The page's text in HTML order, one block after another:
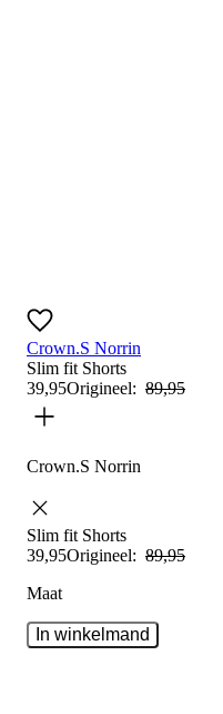
Crown.S Norrin
Slim fit Shorts
39,95Origineel: 89,95
Crown.S Norrin
Slim fit Shorts
39,95Origineel: 89,95
Maat
In winkelmand